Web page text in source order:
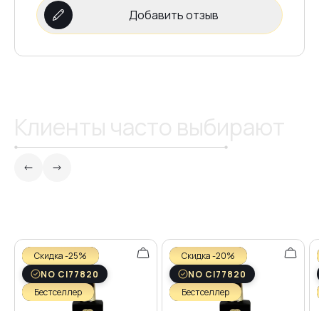
Добавить отзыв
Скидка -25%
NO CI77820
Бестселлер
Скидка -20%
NO CI77820
Бестселлер